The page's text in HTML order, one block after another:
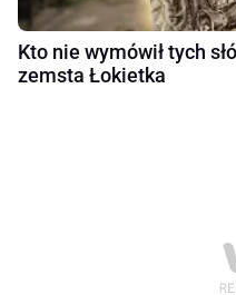
Kto nie wymówił tych
zemsta Łokietka